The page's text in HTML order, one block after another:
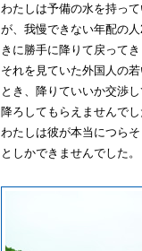
わたしは予備の水を持っ
が、我慢できない年配の
きに勝手に降りて戻って
それを見ていた外国人の
とき、降りていいか交渉
降ろしてもらえませんで
わたしは彼が本当につら
としかできませんでした。